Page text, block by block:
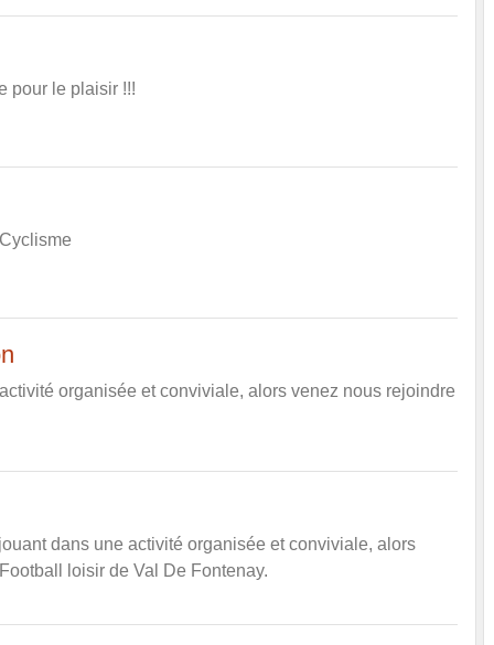
pour le plaisir !!!
organisée et conviviale, alors venez nous rejoindre
dans une activité organisée et conviviale, alors
loisir de Val De Fontenay.